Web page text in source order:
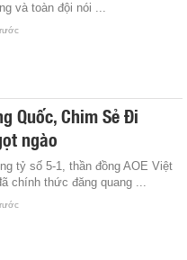
và toàn đội nói ...
Quốc, Chim Sẻ Đi
ngào
tỷ số 5-1, thần đồng AOE Việt
chính thức đăng quang ...